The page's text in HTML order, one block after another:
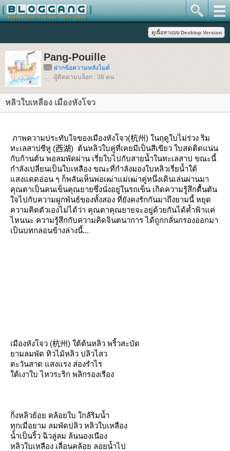
Pang-Pouille
ฝากข้อความหลังไมค์
ผู้ติดตามบล็อก : 38 คน
หลิวใบเหลือง เมืองหังโจว
ภาพความประทับใจของเมืองหังโจว(杭州) นฤดูใบไม่ร่วง ริม
ทะเลสาปซีหู (西湖) ต้นหลิวใบคู่ที่เคยมีเป็นสีเขียว ใบสดติดแน่น
กับก้านต้น พอลมพัดผ่าน เรี่ยใบไปกับสายน้ำในทะเลสาป ขณะนี้
กำลังเปลี่ยนเป็นใบเหลือง ขณะที่กำลังมองใบหลิวเรี่ยน้ำใต้
สงแดดอ่อน ๆ ก็พลันเห็นพ่อเฒ่าแม่เฒ่าคู่หนึ่งเดินเล่นผ่านมา
คุณตาเป็นคนเข็นคุณยายซึ่งนั่งอยู่ในรถเข็น เกิดความรู้สึกตื้นตัน
จไปกับความผูกพันธ์ของทั้งสอง ที่ยังคงรักกันมาถึงยามนี้ หยุด
ความคิดตัวเองไม่ได้ว่า คุณตาคุณยายจะอยู่ด้วยกันได้ค้ำฟ้าแค่
ไหนนะ ความรู้สึกกับความคิดจินตนาการ ได้ถูกกลั่นกรองออกมา
เป็นบทกลอนข้างล่างนี้...
เมืองหังโจว (杭州) ต้ต้นหลิว พริ้วสะบัด
ามลมพัด ทิวไม้หลิว ปลิวไสว
ตะวันสาด สงแรง ส่องรำไร
ต้เงาใบ ไหวระริก พลิกรองเรือง
กิ่งหลิวย้อ คล้อยใบ กล้ริมน้ำ
ทุกเมื่อยาม ลมพัดปลิว หลิวใบเหลือง
น้ำเป็นริ้ว ฉิวลู่ลม ล้นนองเนือง
หลิวใบเหลือง เลื่อนคล้อ ลอยน้ำไป